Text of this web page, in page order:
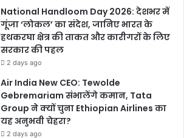
National Handloom Day 2026: देशभर में
गूंजा ‘लोकल’ का संदेश, जानिए भारत के
हथकरघा क्षेत्र की ताकत और कारीगरों के लिए
सरकार की पहल
2 days ago
Air India New CEO: Tewolde
Gebremariam संभालेंगे कमान, Tata
Group ने क्यों चुना Ethiopian Airlines का
यह अनुभवी चेहरा?
2 days ago